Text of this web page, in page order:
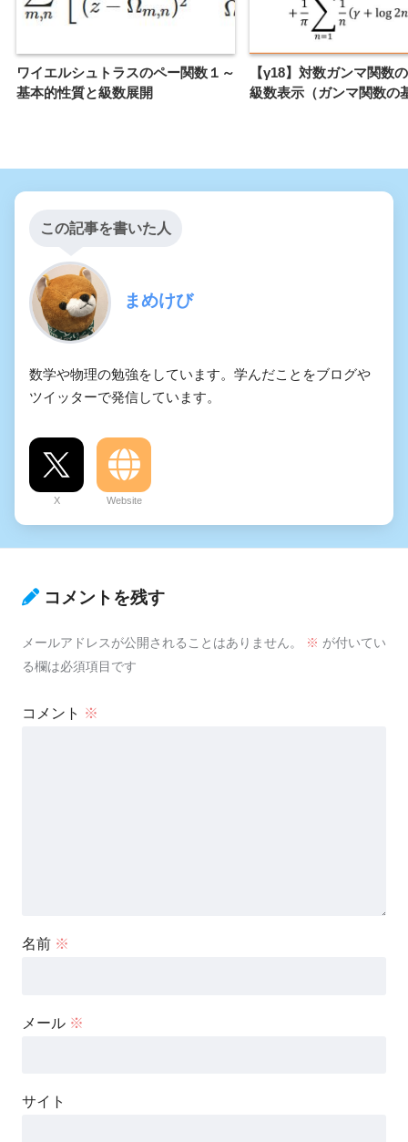
ワイエルシュトラスのペー関数１～
基本的性質と級数展開
【γ18】対数ガンマ関数
級数表示（ガンマ関数の
この記事を書いた人
まめけび
数学や物理の勉強をしています。学んだことをブログや
ツイッターで発信しています。
X Website
コメントを残す
メールアドレスが公開されることはありません。 ※ が付いてい
る欄は必須項目です
コメント ※
名前 ※
メール ※
サイト